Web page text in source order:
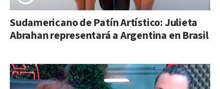
Sudamericano de Patín Artístico: Julieta
Abrahan representará a Argentina en Brasil